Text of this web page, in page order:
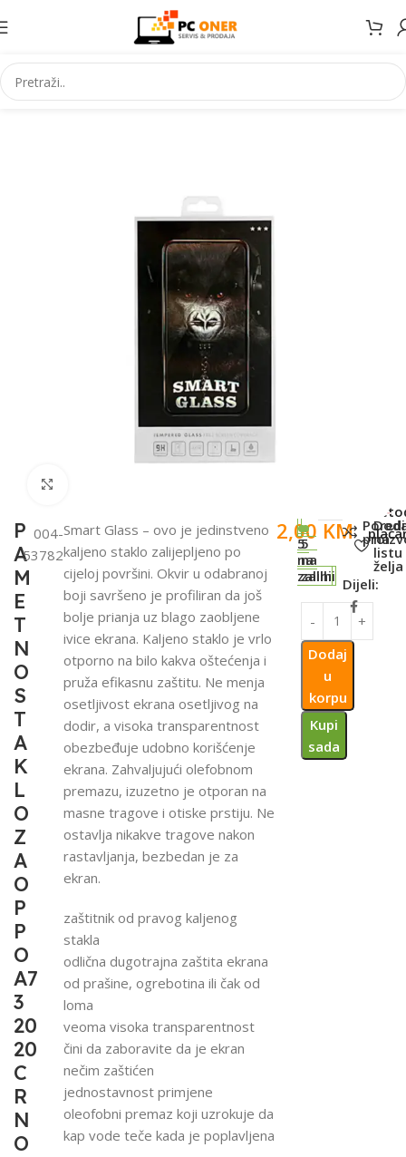
Početna Elektronika Mobiteli Maske za mobitele i dodaci
P
A
M
E
T
N
O
S
T
A
K
L
O
Z
A
O
P
P
O
A7
3
20
20
C
R
N
O
004-
53782
Smart Glass – ovo je jedinstveno
kaljeno staklo zalijepljeno po
cijeloj površini. Okvir u odabranoj
boji savršeno je profiliran da još
bolje prianja uz blago zaobljene
ivice ekrana. Kaljeno staklo je vrlo
otporno na bilo kakva oštećenja i
pruža efikasnu zaštitu. Ne menja
osetljivost ekrana osetljivog na
dodir, a visoka transparentnost
obezbeđuje udobno korišćenje
ekrana. Zahvaljujući olefobnom
premazu, izuzetno je otporan na
masne tragove i otiske prstiju. Ne
ostavlja nikakve tragove nakon
rastavljanja, bezbedan je za
ekran.
zaštitnik od pravog kaljenog
stakla
odlična dugotrajna zaštita ekrana
od prašine, ogrebotina ili čak od
loma
veoma visoka transparentnost
čini da zaboravite da je ekran
nečim zaštićen
jednostavnost primjene
oleofobni premaz koji uzrokuje da
kap vode teče kada je poplavljena
2,00 KM
5
na
zalihi
5
na
zalihi
Dodaj
u
korpu
Kupi
sada
Poredi
na
listu
želja
Dijeli: